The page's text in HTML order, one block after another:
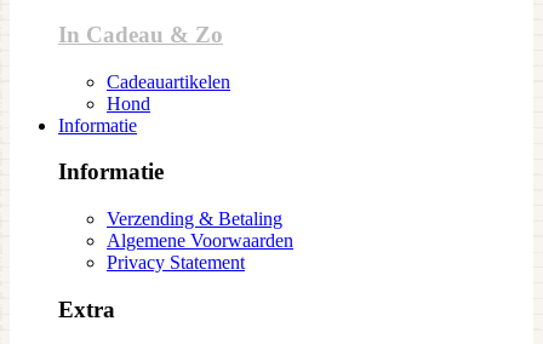
In Cadeau & Zo
Cadeauartikelen
Hond
Informatie
Informatie
Verzending & Betaling
Algemene Voorwaarden
Privacy Statement
Extra